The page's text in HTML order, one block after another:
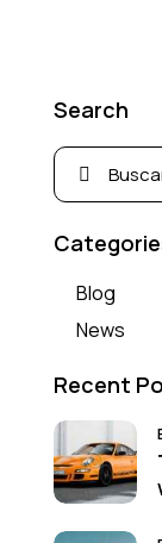
Search
Blog
News
Recent